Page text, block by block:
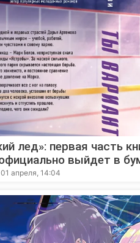
лед»: первая часть
выйдет в
апреля, 14:04